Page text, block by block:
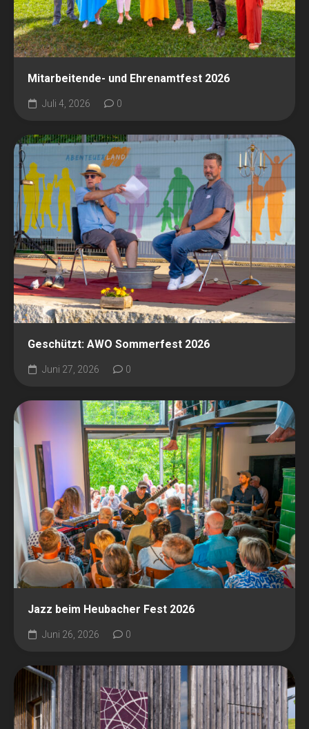
Mitarbeitende- und Ehrenamtfest 2026
Juli 4, 2026 0
Geschützt: AWO Sommerfest 2026
Juni 27, 2026 0
Jazz beim Heubacher Fest 2026
Juni 26, 2026 0